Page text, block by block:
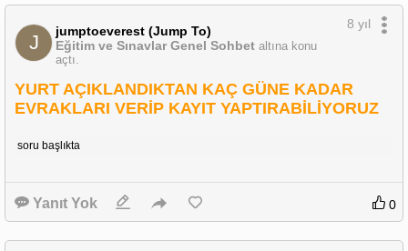
J
jumptoeverest (Jump To)
Eğitim ve Sınavlar Genel Sohbet altına konu
açtı.
8 yıl
YURT AÇIKLANDIKTAN KAÇ GÜNE KADAR
EVRAKLARI VERİP KAYIT YAPTIRABİLİYORUZ
soru başlıkta
Yanıt Yok 0